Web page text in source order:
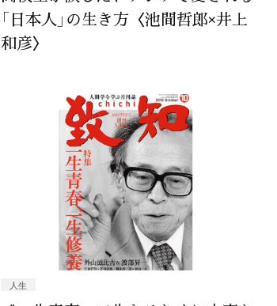
「日本人」の生き方〈池間哲郎×井上
和彦〉
人生